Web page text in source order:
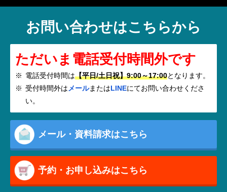
お問い合わせはこちらから
ただいま電話受付時間外です
電話受付時間は【平日/土日祝】9:00～17:00となります。
受付時間外はメールまたはLINEにてお問い合わせくださ
い。
メール・資料請求はこちら
予約・お申し込みはこちら